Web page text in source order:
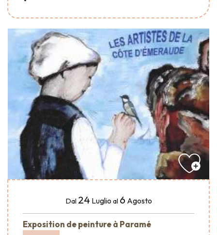
Dal 24 Luglio al 6 Agosto
Exposition de peinture à Paramé